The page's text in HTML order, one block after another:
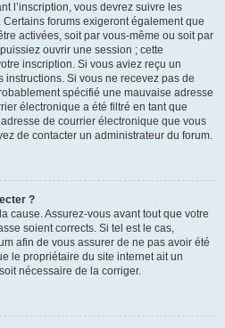
l’inscription, vous devrez suivre les
forums exigeront également que
activées, soit par vous-même ou soit par
ouvrir une session ; cette
inscription. Si vous aviez reçu un
Si vous ne recevez pas de
spécifié une mauvaise adresse
électronique a été filtré en tant que
de courrier électronique que vous
de contacter un administrateur du forum.
?
cause. Assurez-vous avant tout que votre
soient corrects. Si tel est le cas,
afin de vous assurer de ne pas avoir été
le propriétaire du site internet ait un
nécessaire de la corriger.